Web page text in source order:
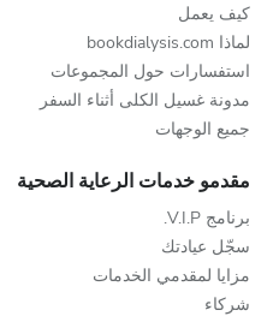
كيف يعمل
لماذا bookdialysis.com
استفسارات حول المجموعات
مدونة غسيل الكلى أثناء السفر
جميع الوجهات
مقدمو خدمات الرعاية الصحية
برنامج V.I.P.
سجّل عيادتك
مزايا لمقدمي الخدمات
شركاء